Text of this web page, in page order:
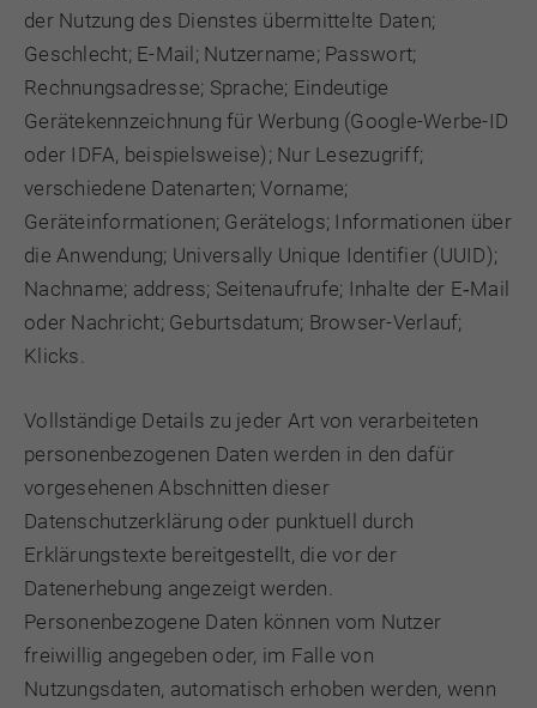
der Nutzung des Dienstes übermittelte Daten;
Geschlecht; E-Mail; Nutzername; Passwort;
Rechnungsadresse; Sprache; Eindeutige
Gerätekennzeichnung für Werbung (Google-Werbe-ID
oder IDFA, beispielsweise); Nur Lesezugriff;
verschiedene Datenarten; Vorname;
Geräteinformationen; Gerätelogs; Informationen über
die Anwendung; Universally Unique Identifier (UUID);
Nachname; address; Seitenaufrufe; Inhalte der E‑Mail
oder Nachricht; Geburtsdatum; Browser-Verlauf;
Klicks.
Vollständige Details zu jeder Art von verarbeiteten
personenbezogenen Daten werden in den dafür
vorgesehenen Abschnitten dieser
Datenschutzerklärung oder punktuell durch
Erklärungstexte bereitgestellt, die vor der
Datenerhebung angezeigt werden.
Personenbezogene Daten können vom Nutzer
freiwillig angegeben oder, im Falle von
Nutzungsdaten, automatisch erhoben werden, wenn